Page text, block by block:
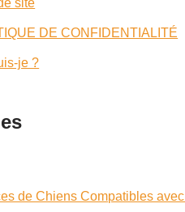
site
DE CONFIDENTIALITÉ
je ?
de Chiens Compatibles